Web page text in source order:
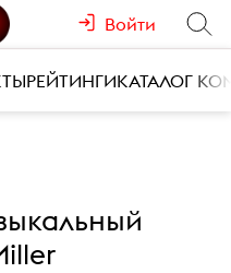
Войти
РЕЙТИНГИКАТАЛОГ